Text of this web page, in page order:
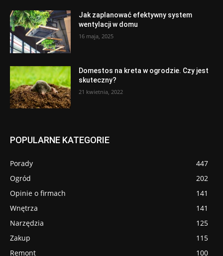
Jak zaplanować efektywny system
wentylacji w domu
16 maja, 2025
Domestos na kreta w ogrodzie. Czy jest
skuteczny?
21 kwietnia, 2022
POPULARNE KATEGORIE
Porady
447
Ogród
202
Opinie o firmach
141
Wnętrza
141
Narzędzia
125
Zakup
115
Remont
100